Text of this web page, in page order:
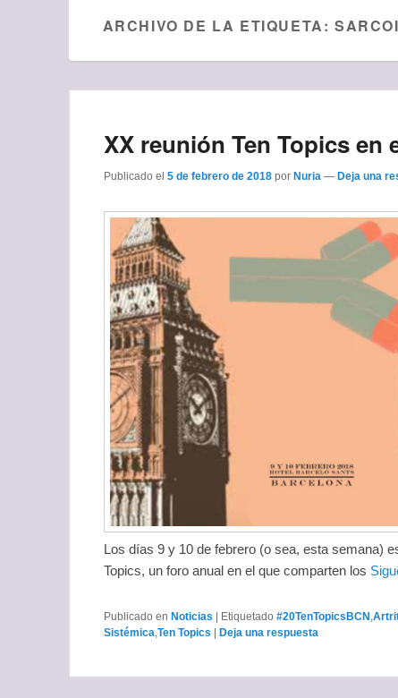
ARCHIVO DE LA ETIQUETA:
XX reunión Ten Topics
Publicado el 5 de febrero de 2018 por Nuria — Deja una
Los días 9 y 10 de febrero (o sea, esta semana)
Topics, un foro anual en el que comparten los
Publicado en Noticias | Etiquetado #20TenTopicsBCN
Sistémica Ten Topics | Deja una respuesta